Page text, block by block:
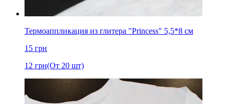
Термоаппликация из глитера "Princess" 5,5*8 см
15 грн
12 грн(От 20 шт)